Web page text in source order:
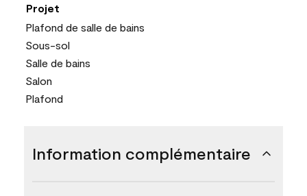
Projet
Plafond de salle de bains
Sous-sol
Salle de bains
Salon
Plafond
Information complémentaire